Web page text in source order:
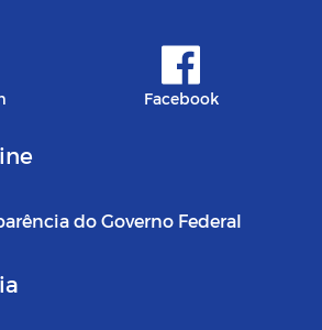
Facebook
do Governo Federal